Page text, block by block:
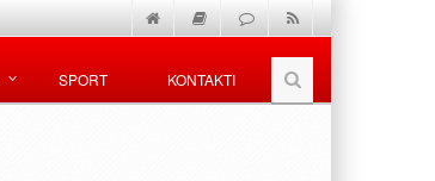
SPORT KONTAKTI